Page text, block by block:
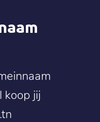
koop jij